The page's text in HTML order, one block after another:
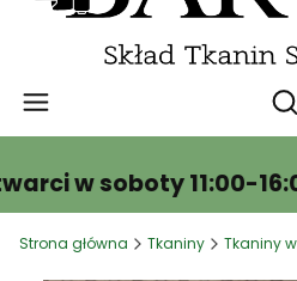
w soboty 11:00-16:00
Strona główna Tkaniny Tkaniny